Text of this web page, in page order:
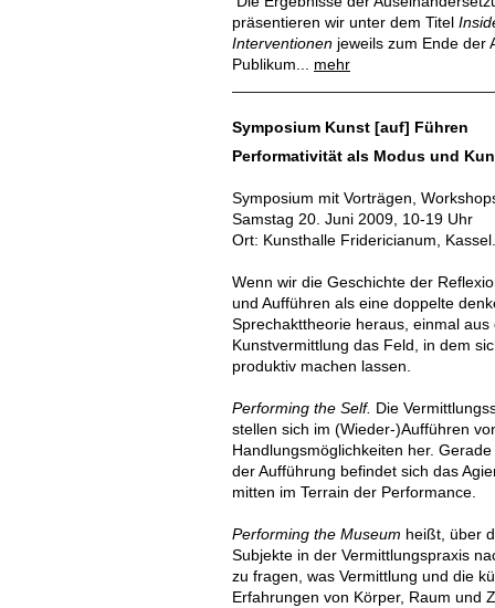
präsentieren wir unter dem Titel
Interventionen jeweils zum Ende der
Publikum... mehr
Symposium Kunst [auf] Führen
Performativität als Modus und
Symposium mit Vorträgen,
Samstag 20. Juni 2009, 10-19 Uhr
Ort: Kunsthalle Fridericianum, Kassel.
Wenn wir die Geschichte der
und Aufführen als eine doppelte
Sprechakttheorie heraus, einmal
Kunstvermittlung das Feld, in dem
produktiv machen lassen.
Performing the Self. Die
stellen sich im (Wieder-)Aufführen
Handlungsmöglichkeiten her.
der Aufführung befindet sich das
mitten im Terrain der Performance.
Performing the Museum heißt, über
Subjekte in der Vermittlungspraxis
zu fragen, was Vermittlung und die
Erfahrungen von Körper, Raum und